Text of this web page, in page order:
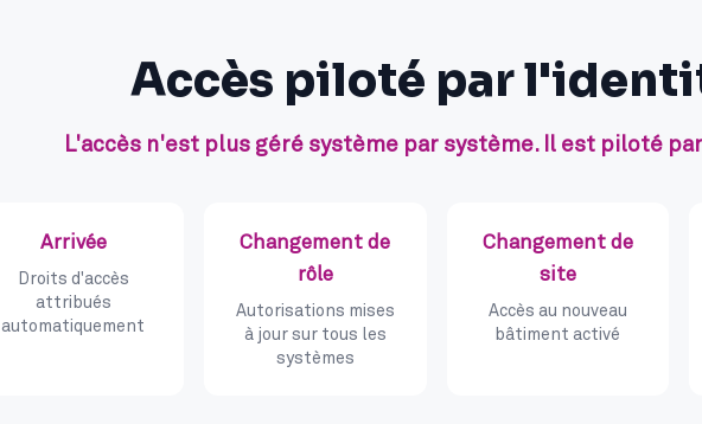
Accès piloté par
L'accès n'est plus géré système par système. Il est piloté
Arrivée
Droits d'accès
attribués
automatiquement
Changement de
rôle
Autorisations mises
à jour sur tous les
systèmes
Changement de
site
Accès au nouveau
bâtiment activé